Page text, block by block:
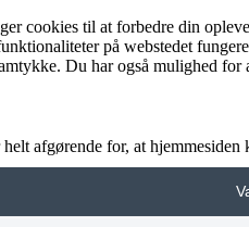
cookies til at forbedre din
på webstedet
Du har også mulighed
afgørende for, at